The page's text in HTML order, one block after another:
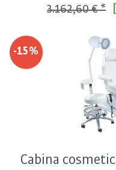
3.162,60 € *
-15%
Cabina